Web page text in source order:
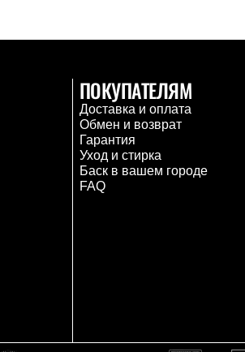
ПОКУПАТЕЛЯМ
Доставка и оплата
Обмен и возврат
Гарантия
Уход и стирка
Баск в вашем городе
FAQ